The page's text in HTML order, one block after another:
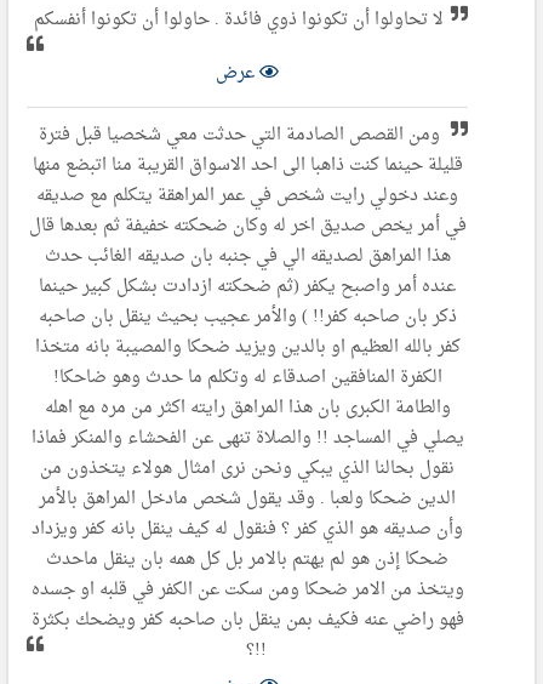
لا تحاولوا أن تكونوا ذوي فائدة . حاولوا أن تكونوا أنفسكم
عرض
ومن القصص الصادمة التي حدثت معي شخصيا قبل فترة
قليلة حينما كنت ذاهبا الى احد الاسواق القريبة منا اتبضع منها
وعند دخولي رايت شخص في عمر المراهقة يتكلم مع صديقه
في أمر يخص صديق اخر له وكان ضحكته خفيفة ثم بعدها قال
هذا المراهق لصديقه الي في جنبه بان صديقه الغائب حدث
عنده أمر واصبح يكفر (ثم ضحكته ازدادت بشكل كبير حينما
ذكر بان صاحبه كفر!! ) والأمر عجيب بحيث ينقل بان صاحبه
كفر بالله العظيم او بالدين ويزيد ضحكا والمصيبة بانه متخذا
الكفرة المنافقين اصدقاء له وتكلم ما حدث وهو ضاحكا!
والطامة الكبرى بان هذا المراهق رايته اكثر من مره مع اهله
يصلي في المساجد !! والصلاة تنهى عن الفحشاء والمنكر فماذا
نقول بحالنا الذي يبكي ونحن نرى امثال هولاء يتخذون من
الدين ضحكا ولعبا . وقد يقول شخص مادخل المراهق بالأمر
وأن صديقه هو الذي كفر ؟ فنقول له كيف ينقل بانه كفر ويزداد
ضحكا إذن هو لم يهتم بالامر بل كل همه بان ينقل ماحدث
ويتخذ من الامر ضحكا ومن سكت عن الكفر في قلبه او جسده
فهو راضي عنه فكيف بمن ينقل بان صاحبه كفر ويضحك بكثرة
!!؟